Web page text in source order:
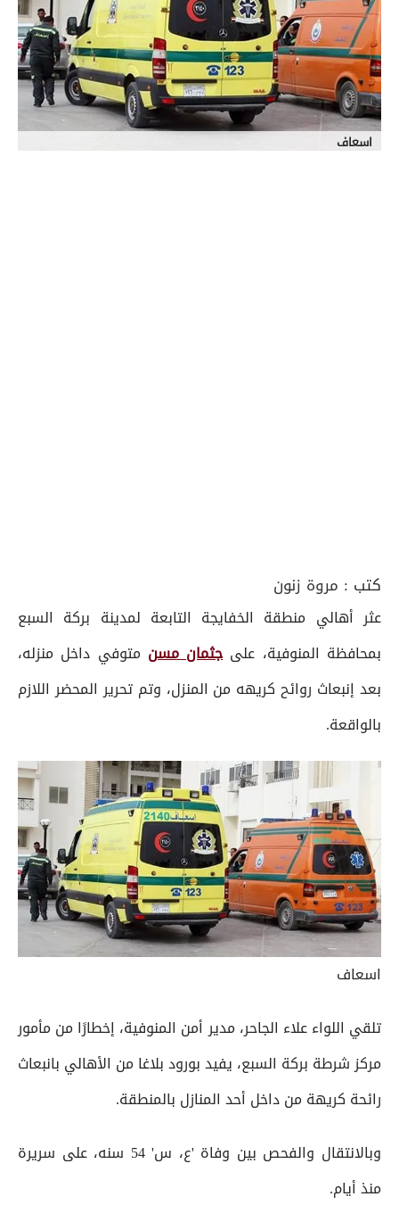
اسعاف
كتب : مروة زنون
عثر أهالي منطقة الخفايجة التابعة لمدينة بركة السبع
بمحافظة المنوفية، علىجثمان مسن متوفي داخل منزله،
بعد إنبعاث روائح كريهه من المنزل، وتم تحرير المحضر اللازم
بالواقعة.
اسعاف
تلقي اللواء علاء الجاحر، مدير أمن المنوفية، إخطارًا من مأمور
مركز شرطة بركة السبع، يفيد بورود بلاغا من الأهالي بانبعاث
رائحة كريهة من داخل أحد المنازل بالمنطقة.
وبالانتقال والفحص بين وفاة 'ع، س' 54 سنه، على سريرة
منذ أيام.